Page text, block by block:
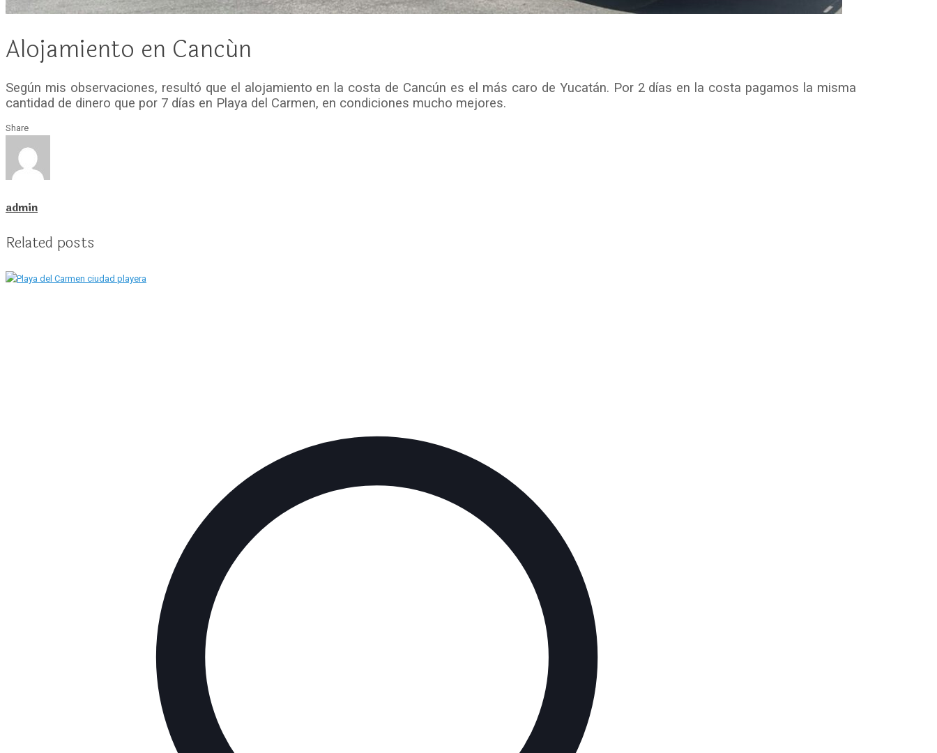
Alojamiento en Cancún
Según mis observaciones, resultó que el alojamiento en la costa de Cancún es el más caro de Yucatán. Por 2 días en la costa pagamos la misma
cantidad de dinero que por 7 días en Playa del Carmen, en condiciones mucho mejores.
Share
admin
Related posts